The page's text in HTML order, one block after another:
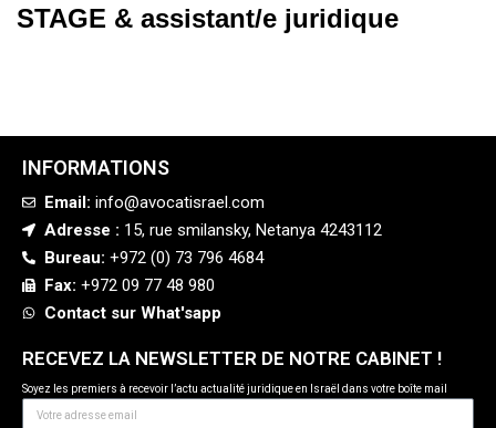
STAGE & assistant/e juridique
INFORMATIONS
Email: info@avocatisrael.com
Adresse : 15, rue smilansky, Netanya 4243112
Bureau: +972 (0) 73 796 4684
Fax: +972 09 77 48 980
Contact sur What'sapp
RECEVEZ LA NEWSLETTER DE NOTRE CABINET !
Soyez les premiers à recevoir l’actu actualité juridique en Israël dans votre boîte mail